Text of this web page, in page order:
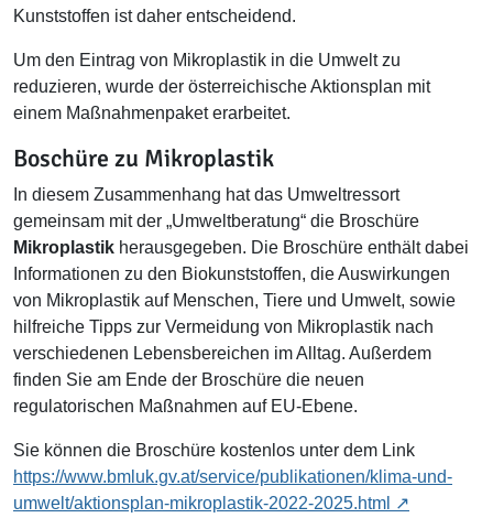
Kunststoffen ist daher entscheidend.
Um den Eintrag von Mikroplastik in die Umwelt zu
reduzieren, wurde der österreichische Aktionsplan mit
einem Maßnahmenpaket erarbeitet.
Boschüre zu Mikroplastik
In diesem Zusammenhang hat das Umweltressort
gemeinsam mit der „Umweltberatung“ die Broschüre
Mikroplastik herausgegeben. Die Broschüre enthält dabei
Informationen zu den Biokunststoffen, die Auswirkungen
von Mikroplastik auf Menschen, Tiere und Umwelt, sowie
hilfreiche Tipps zur Vermeidung von Mikroplastik nach
verschiedenen Lebensbereichen im Alltag. Außerdem
finden Sie am Ende der Broschüre die neuen
regulatorischen Maßnahmen auf EU-Ebene.
Sie können die Broschüre kostenlos unter dem Link
https://www.bmluk.gv.at/service/publikationen/klima-und-
umwelt/aktionsplan-mikroplastik-2022-2025.html